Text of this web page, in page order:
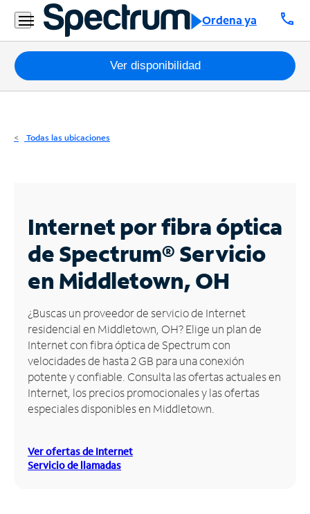
Ordena ya call
Residencial
Business
Paquetes
Internet
Business
Contáctanos
Inglés
Administrar
cuenta
Encuentra
una
tienda
Ver disponibilidad
Todas las ubicaciones
Internet por fibra óptica
de Spectrum®Servicio
en Middletown, OH
¿Buscas un proveedor de servicio de Internet
residencial en Middletown, OH? Elige un plan de
Internet con fibra óptica de Spectrum con
velocidades de hasta 2 GB para una conexión
potente y confiable. Consulta las ofertas actuales en
Internet, los precios promocionales y las ofertas
especiales disponibles en Middletown.
Ver ofertas de Internet
Servicio de llamadas